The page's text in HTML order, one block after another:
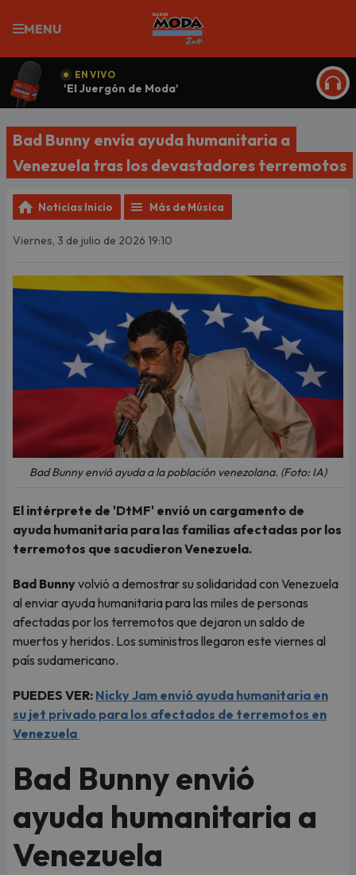
MENU
EN VIVO
'El Juergón de Moda'
Bad Bunny envía ayuda humanitaria a
Venezuela tras los devastadores terremotos
Noticias Inicio Más de Música
Viernes, 3 de julio de 2026 19:10
Bad Bunny envió ayuda a la población venezolana. (Foto: IA)
El intérprete de 'DtMF' envió un cargamento de
ayuda humanitaria para las familias afectadas por los
terremotos que sacudieron Venezuela.
Bad Bunnyvolvió a demostrar su solidaridad con Venezuela
al enviar ayuda humanitaria para las miles de personas
afectadas por los terremotos que dejaron un saldo de
muertos y heridos. Los suministros llegaron este viernes al
país sudamericano.
PUEDES VER: Nicky Jam envió ayuda humanitaria en
su jet privado para los afectados de terremotos en
Venezuela
Bad Bunny envió
ayuda humanitaria a
Venezuela